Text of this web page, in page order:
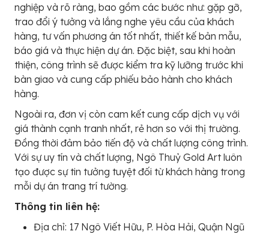
nghiệp và rõ ràng, bao gồm các bước như: gặp gỡ,
trao đổi ý tưởng và lắng nghe yêu cầu của khách
hàng, tư vấn phương án tốt nhất, thiết kế bản mẫu,
báo giá và thực hiện dự án. Đặc biệt, sau khi hoàn
thiện, công trình sẽ được kiểm tra kỹ lưỡng trước khi
bàn giao và cung cấp phiếu bảo hành cho khách
hàng.
Ngoài ra, đơn vị còn cam kết cung cấp dịch vụ với
giá thành cạnh tranh nhất, rẻ hơn so với thị trường.
Đồng thời đảm bảo tiến độ và chất lượng công trình.
Với sự uy tín và chất lượng, Ngô Thuỷ Gold Art luôn
tạo được sự tin tưởng tuyệt đối từ khách hàng trong
mỗi dự án trang trí tường.
Thông tin liên hệ:
Địa chỉ: 17 Ngô Viết Hữu, P. Hòa Hải, Quận Ngũ